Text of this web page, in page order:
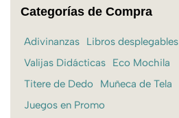
Categorías de Compra
Adivinanzas
Libros desplegables
Valijas Didácticas
Eco Mochila
Titere de Dedo
Muñeca de Tela
Juegos en Promo